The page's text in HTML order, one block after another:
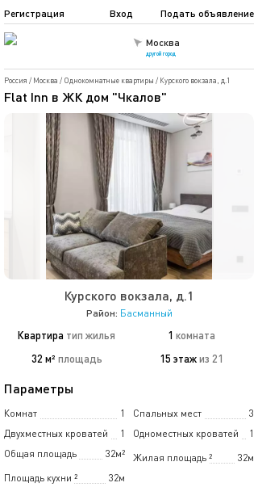
Москва
другой город
Подать объявление
Регистрация Вход
Россия / Москва / Однокомнатные квартиры / Курского вокзала, д.1
Flat Inn в ЖК дом "Чкалов"
Курского вокзала, д.1
Район: Басманный
Квартира тип жилья 1 комната
32 м² площадь 15 этажиз 21
Параметры
Комнат 1 Спальных мест
3
Двухместных кроватей
1 Одноместных кроватей
1
Общая площадь
32м² Жилая площадь 32м
²
Площадь кухни
32м
²